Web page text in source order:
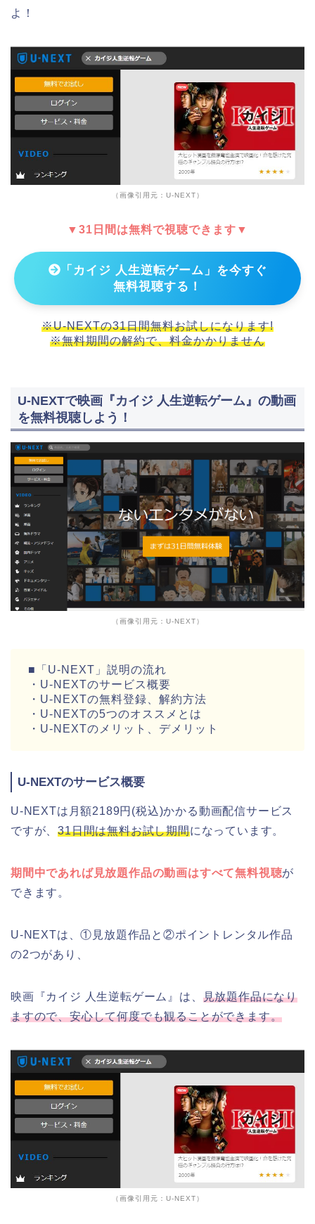
よ！
（画像引用元：U-NEXT）
▼31日間は無料で視聴できます▼
「カイジ 人生逆転ゲーム」を今すぐ
無料視聴する！
※U-NEXTの31日間無料お試しになります!
※無料期間の解約で、料金かかりません
U-NEXTで映画『カイジ 人生逆転ゲーム』の動画
を無料視聴しよう！
（画像引用元：U-NEXT）
■「U-NEXT」説明の流れ
・U-NEXTのサービス概要
・U-NEXTの無料登録、解約方法
・U-NEXTの5つのオススメとは
・U-NEXTのメリット、デメリット
U-NEXTのサービス概要
U-NEXTは月額2189円(税込)かかる動画配信サービス
ですが、31日間は無料お試し期間になっています。
期間中であれば見放題作品の動画はすべて無料視聴が
できます。
U-NEXTは、①見放題作品と②ポイントレンタル作品
の2つがあり、
映画『カイジ 人生逆転ゲーム』は、 見放題作品になり
ますので、安心して何度でも観ることができます。
（画像引用元：U-NEXT）